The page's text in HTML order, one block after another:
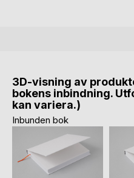
3D-visning av
bokens inbindning.
kan variera.)
Inbunden bok